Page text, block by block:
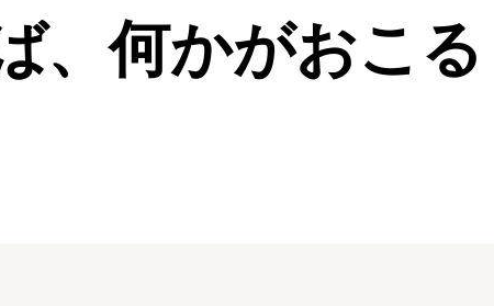
、何かがおこる